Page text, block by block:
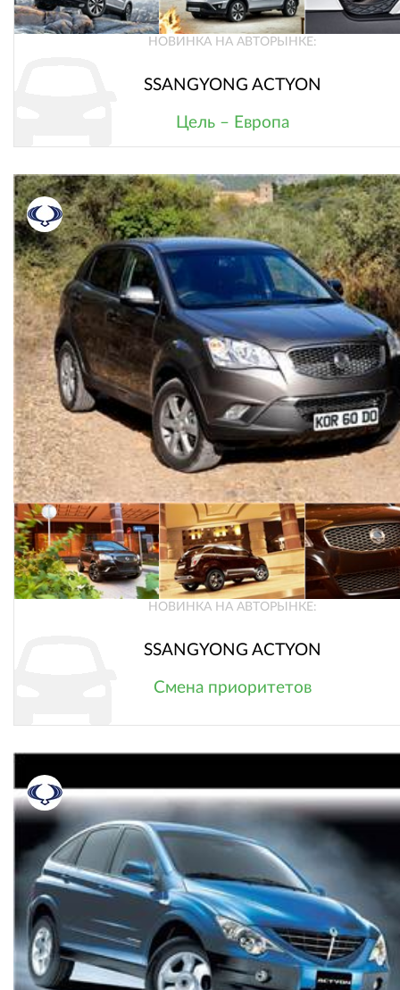
НОВИНКА НА АВТОРЫНКЕ:
SSANGYONG ACTYON
Цель – Европа
НОВИНКА НА АВТОРЫНКЕ:
SSANGYONG ACTYON
Смена приоритетов